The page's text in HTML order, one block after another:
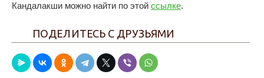
Кандалакши можно найти по этой ссылке.
ПОДЕЛИТЕСЬ С ДРУЗЬЯМИ